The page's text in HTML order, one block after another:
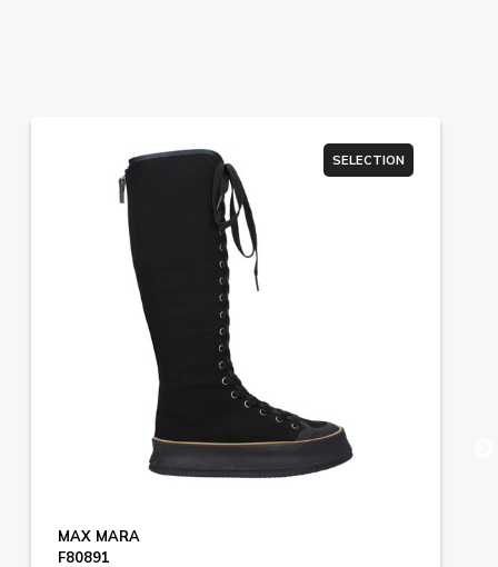
SELECTION
MAX MARA
F80891